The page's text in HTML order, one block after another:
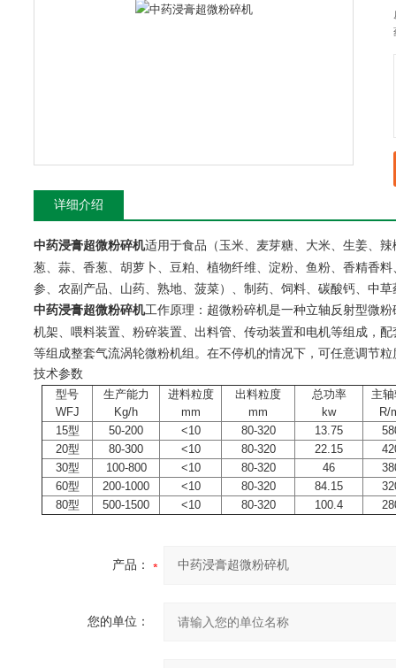
详细介绍
中药浸膏超微粉碎机适用于食品（玉米、麦芽糖、大米、生姜、
葱、蒜、香葱、胡萝卜、豆粕、植物纤维、淀粉、鱼粉、香精香
参、农副产品、山药、熟地、菠菜）、制药、饲料、碳酸钙、中
中药浸膏超微粉碎机工作原理：超微粉碎机是一种立轴反射型微
机架、喂料装置、粉碎装置、出料管、传动装置和电机等组成，
等组成整套气流涡轮微粉机组。在不停机的情况下，可任意调节
技术参数
型号
WFJ
生产能力
Kg/h
进料粒度
mm
出料粒度
mm
总功率
kw
主
R/
15型
50-200 <10 80-320 13.75
20型
80-300 <10 80-320 22.15
30型
100-800 <10 80-320 46
60型
200-1000 <10 80-320 84.15
80型
500-1500 <10 80-320 100.4
产品：
您的单位：